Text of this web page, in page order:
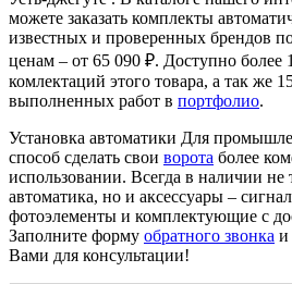
можете заказать комплекты
известных и проверенных брендов
ценам – от 65 090 ₽. Доступно более
комлектаций этого товара, а так же
выполненных работ в портфолио.
Установка автоматики Для
способ сделать свои ворота более
использовании. Всегда в наличии
автоматика, но и аксессуары –
фотоэлементы и комплектующие с
Заполните форму обратного звонка и
Вами для консультации!